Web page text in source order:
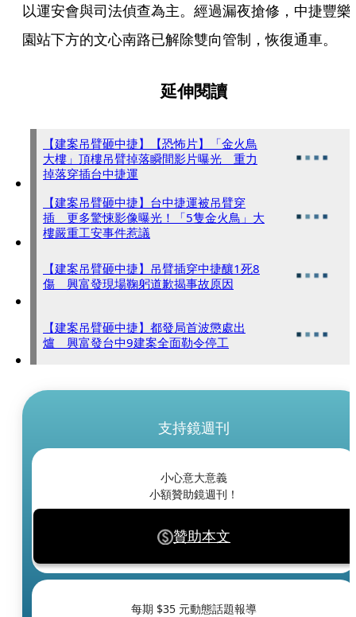
以運安會與司法偵查為主。經過漏夜搶修，中捷豐樂
園站下方的文心南路已解除雙向管制，恢復通車。
延伸閱讀
【建案吊臂砸中捷】【恐怖片】「金火鳥
大樓」頂樓吊臂掉落瞬間影片曝光 重力
掉落穿插台中捷運
【建案吊臂砸中捷】台中捷運被吊臂穿
插 更多驚悚影像曝光！「5隻金火鳥」大
樓嚴重工安事件惹議
【建案吊臂砸中捷】吊臂插穿中捷釀1死8
傷 興富發現場鞠躬道歉揭事故原因
【建案吊臂砸中捷】都發局首波懲處出
爐 興富發台中9建案全面勒令停工
支持鏡週刊
小心意大意義
小額贊助鏡週刊！
贊助本文
每期 $35 元動態話題報導